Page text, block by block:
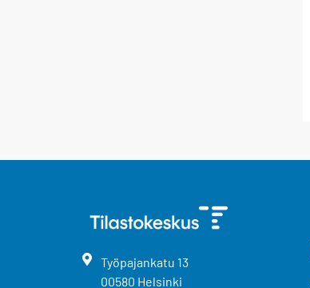
Työpajankatu 13
00580 Helsinki